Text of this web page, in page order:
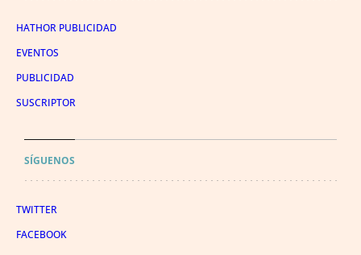
HATHOR PUBLICIDAD
EVENTOS
PUBLICIDAD
SUSCRIPTOR
SÍGUENOS
TWITTER
FACEBOOK